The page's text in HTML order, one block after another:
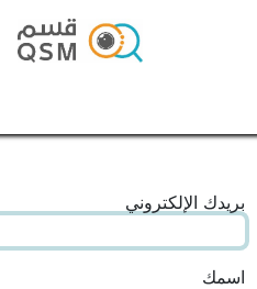
بريدك الإلكتروني
اسمك